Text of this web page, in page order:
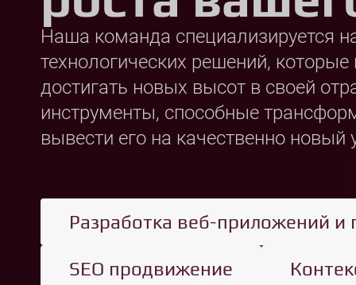
Наша команда специализируется
технологических решений,
достигать новых высот в своей
инструменты, способные
вывести его на качественно новый
Разработка веб-приложений и
SEO продвижение